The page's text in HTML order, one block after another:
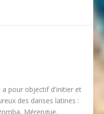
a pour objectif d'initier et
des danses latines :
Mérengue,